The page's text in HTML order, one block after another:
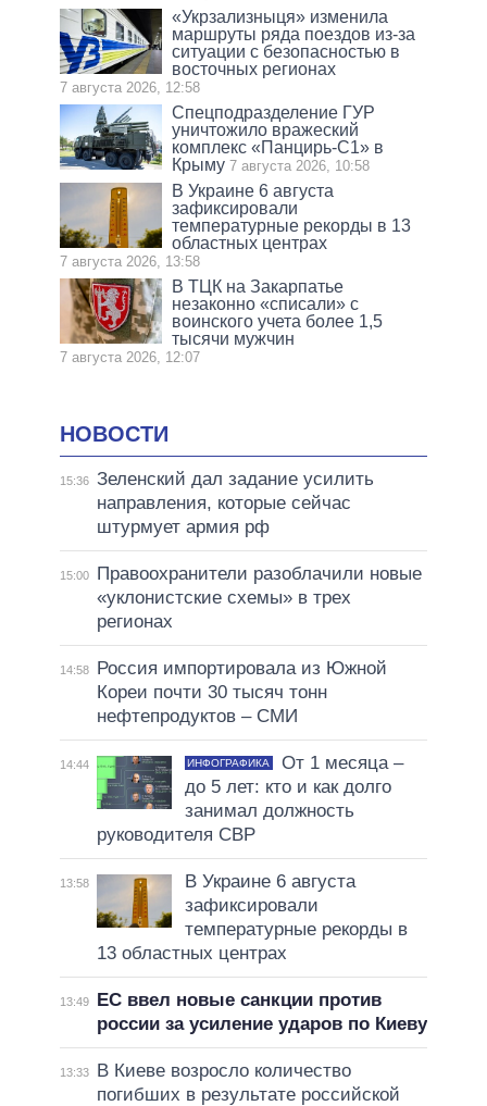
«Укрзализныця» изменила
маршруты ряда поездов из-за
ситуации с безопасностью в
восточных регионах
7 августа 2026, 12:58
Спецподразделение ГУР
уничтожило вражеский
комплекс «Панцирь-С1» в
Крыму 7 августа 2026, 10:58
В Украине 6 августа
зафиксировали
температурные рекорды в 13
областных центрах
7 августа 2026, 13:58
В ТЦК на Закарпатье
незаконно «списали» с
воинского учета более 1,5
тысячи мужчин
7 августа 2026, 12:07
НОВОСТИ
15:36 Зеленский дал задание усилить
направления, которые сейчас
штурмует армия рф
15:00
Правоохранители разоблачили новые
«уклонистские схемы» в трех
регионах
14:58
Россия импортировала из Южной
Кореи почти 30 тысяч тонн
нефтепродуктов – СМИ
14:44 ИНФОГРАФИКА
От 1 месяца –
до 5 лет: кто и как долго
занимал должность
руководителя СВР
13:58
В Украине 6 августа
зафиксировали
температурные рекорды в
13 областных центрах
13:49
ЕС ввел новые санкции против
россии за усиление ударов по Киеву
13:33
В Киеве возросло количество
погибших в результате российской